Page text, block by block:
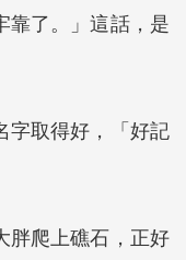
靠了。」這話，是
字取得好，「好記
胖爬上礁石，正好